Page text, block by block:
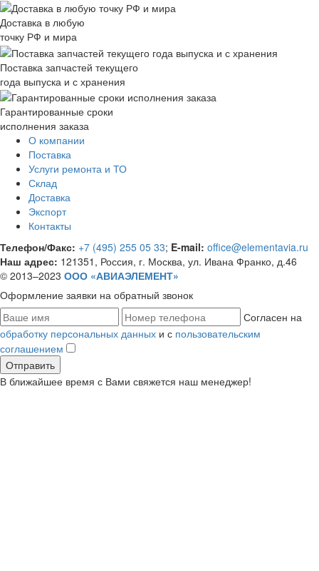
Доставка в любую
точку РФ и мира
Поставка запчастей текущего
года выпуска и с хранения
Гарантированные сроки
исполнения заказа
О компании
Поставка
Услуги ремонта и ТО
Склад
Доставка
Экспорт
Контакты
Телефон/Факс: +7 (495) 255 05 33; E-mail: office@elementavia.ru
Наш адрес: 121351, Россия, г. Москва, ул. Ивана Франко, д.46
© 2013–2023 ООО «АВИАЭЛЕМЕНТ»
Оформление заявки на обратный звонок
Согласен на
обработку персональных данных и с пользовательским
соглашением
В ближайшее время с Вами свяжется наш менеджер!